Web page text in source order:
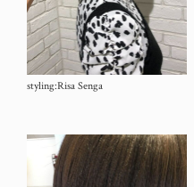
styling:Risa Senga